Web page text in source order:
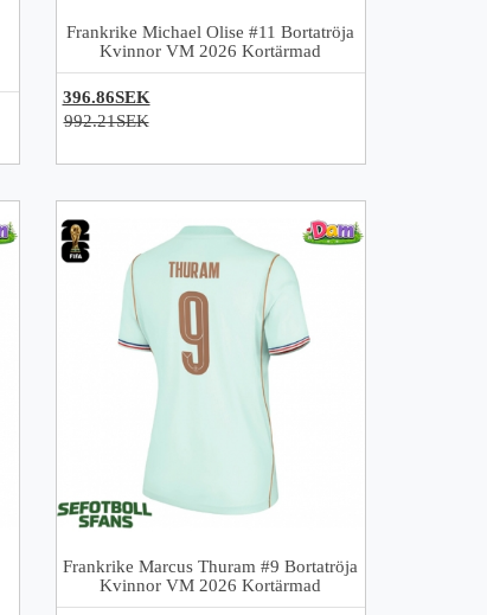
Frankrike Michael Olise #11 Bortatröja
Kvinnor VM 2026 Kortärmad
396.86SEK
992.21SEK
Frankrike Marcus Thuram #9 Bortatröja
Kvinnor VM 2026 Kortärmad